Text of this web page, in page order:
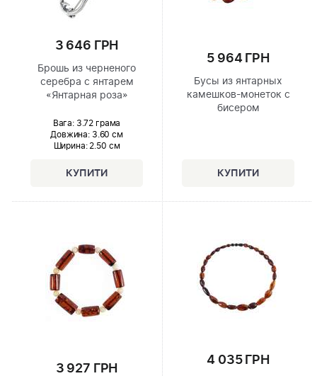
3 646 ГРН
Брошь из черненого
серебра с янтарем
«Янтарная роза»
Вага: 3.72 грама
Довжина: 3.60 см
Ширина: 2.50 см
5 964 ГРН
Бусы из янтарных
камешков-монеток с
бисером
3 927 ГРН
4 035 ГРН